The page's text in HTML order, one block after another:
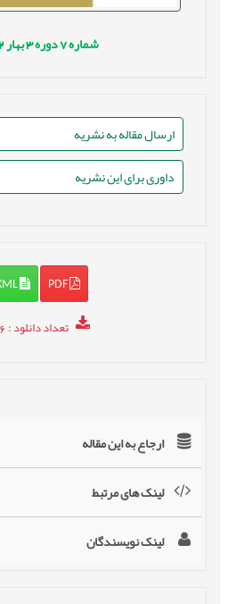
شماره7 دوره3 بهار
ارسال مقاله به نشریه
داوری برای این نشریه
PDF
XML
تعداد دانلود: 1796
ارجاع به این مقاله
لینک های مرتبط
لینک نویسندگان